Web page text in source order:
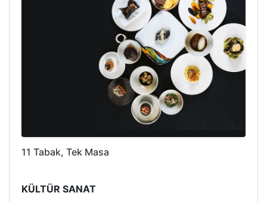
11 Tabak, Tek Masa
KÜLTÜR SANAT